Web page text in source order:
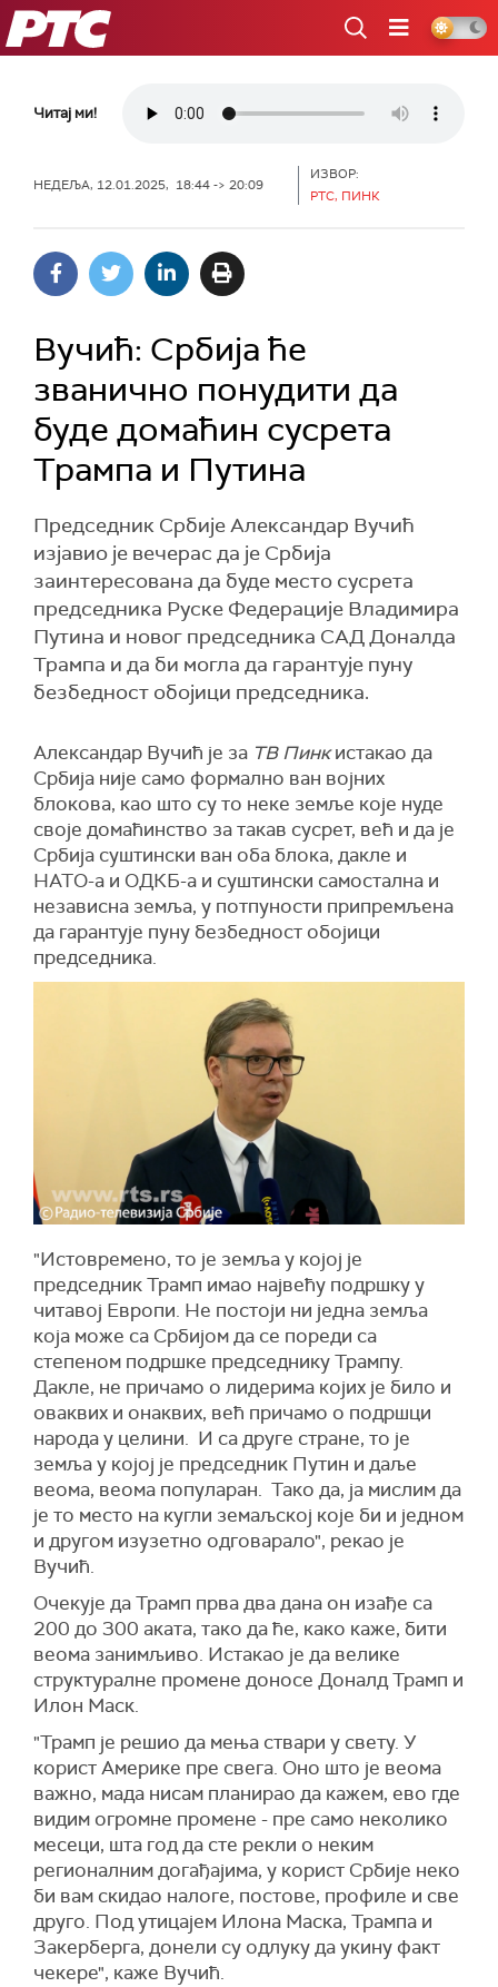
РТС
Читај ми!
НЕДЕЉА, 12.01.2025, 18:44 -> 20:09
ИЗВОР:
РТС, ПИНК
Вучић: Србија ће
званично понудити да
буде домаћин сусрета
Трампа и Путина
Председник Србије Александар Вучић
изјавио је вечерас да је Србија
заинтересована да буде место сусрета
председника Руске Федерације Владимира
Путина и новог председника САД Доналда
Трампа и да би могла да гарантује пуну
безбедност обојици председника.
Александар Вучић је за ТВ Пинкистакао да
Србија није само формално ван војних
блокова, као што су то неке земље које нуде
своје домаћинство за такав сусрет, већ и да је
Србија суштински ван оба блока, дакле и
НАТО-а и ОДКБ-а и суштински самостална и
независна земља, у потпуности припремљена
да гарантује пуну безбедност обојици
председника.
"Истовремено, то је земља у којој је
председник Трамп имао највећу подршку у
читавој Европи. Не постоји ни једна земља
која може са Србијом да се пореди са
степеном подршке председнику Трампу.
Дакле, не причамо о лидерима којих је било и
оваквих и онаквих, већ причамо о подршци
народа у целини. И са друге стране, то је
земља у којој је председник Путин и даље
веома, веома популаран. Тако да, ја мислим да
је то место на кугли земаљској које би и једном
и другом изузетно одговарало", рекао је
Вучић.
Очекује да Трамп прва два дана он изађе са
200 до 300 аката, тако да ће, како каже, бити
веома занимљиво. Истакао је да велике
структуралне промене доносе Доналд Трамп и
Илон Маск.
"Трамп је решио да мења ствари у свету. У
корист Америке пре свега. Оно што је веома
важно, мада нисам планирао да кажем, ево где
видим огромне промене - пре само неколико
месеци, шта год да сте рекли о неким
регионалним догађајима, у корист Србије неко
би вам скидао налоге, постове, профиле и све
друго. Под утицајем Илона Маска, Трампа и
Закерберга, донели су одлуку да укину факт
чекере", каже Вучић.